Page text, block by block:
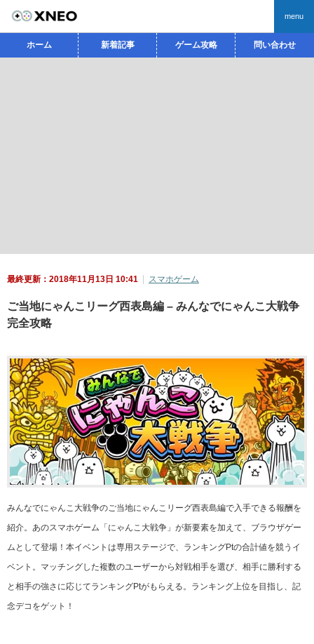
menu
ホーム 新着記事 ゲーム攻略 問い合わせ
最終更新：2018年11月13日 10:41 スマホゲーム
ご当地にゃんこリーグ西表島編 – みんなでにゃんこ大戦争
完全攻略
みんなでにゃんこ大戦争のご当地にゃんこリーグ西表島編で入手できる報酬を
紹介。あのスマホゲーム「にゃんこ大戦争」が新要素を加えて、ブラウザゲー
ムとして登場！本イベントは専用ステージで、ランキングPtの合計値を競うイ
ベント。マッチングした複数のユーザーから対戦相手を選び、相手に勝利する
と相手の強さに応じてランキングPtがもらえる。ランキング上位を目指し、記
念デコをゲット！